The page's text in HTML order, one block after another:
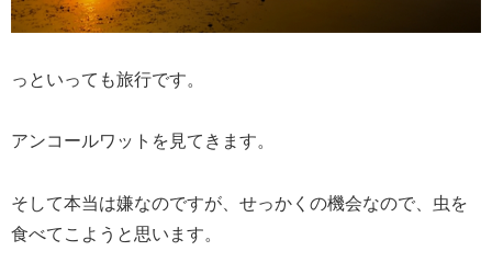
っといっても旅行です。
アンコールワットを見てきます。
そして本当は嫌なのですが、せっかくの機会なので、虫を
食べてこようと思います。